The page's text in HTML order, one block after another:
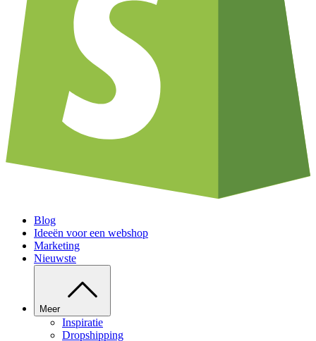
Blog
Ideeën voor een webshop
Marketing
Nieuwste
Meer
Inspiratie
Dropshipping